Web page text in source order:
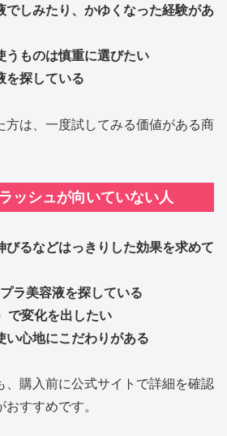
でしみたり、かゆくなった経験があ
うものは慎重に選びたい
を探している
方は、一度試してみる価値がある商
ッシュが向いていない人
びるなどはっきりした効果を求めて
ラ美容液を探している
で変化を出したい
い心地にこだわりがある
、購入前に公式サイトで詳細を確認
すすめです。